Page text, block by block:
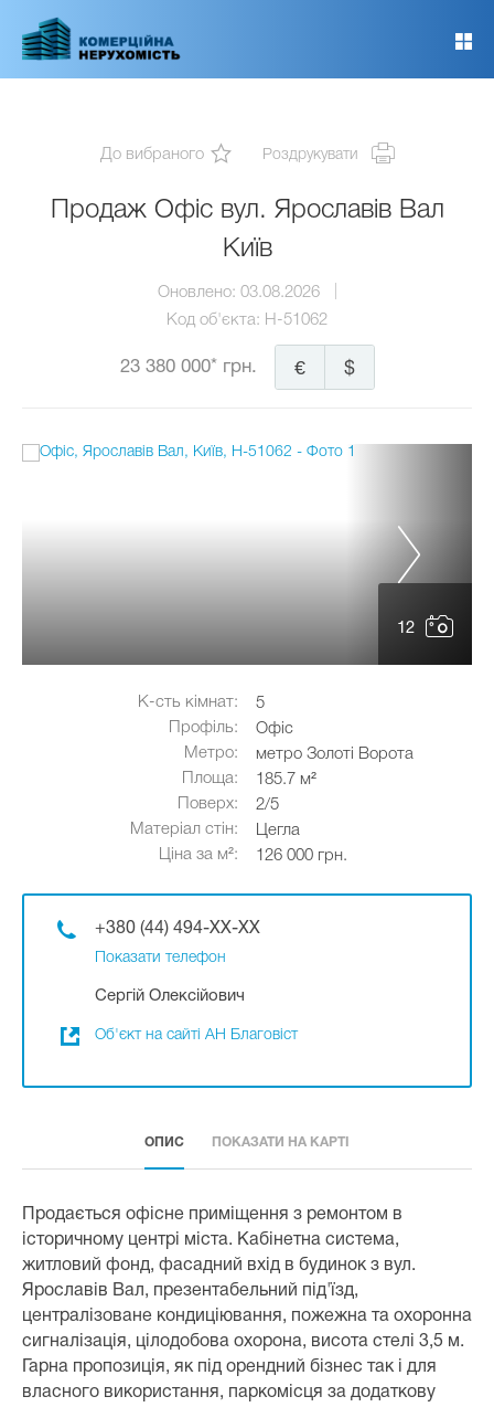
основного
До вибраного Роздрукувати
Продаж Офіс вул. Ярославів Вал
Київ
Оновлено: 03.08.2026
Код об'єкта: H-51062
23 380 000* грн. $
€
12
К-сть кімнат:
5
Профіль:
Офіс
Метро:
метро Золоті Ворота
Площа:
185.7 м²
Поверх:
2/5
Матеріал стін:
Цегла
Ціна за м²:
126 000 грн.
+380 (44) 494-XX-XX
Показати телефон
Сергій Олексійович
Об'єкт на сайті АН Благовіст
ОПИС ПОКАЗАТИ НА КАРТІ
Продається офісне приміщення з ремонтом в
історичному центрі міста. Кабінетна система,
житловий фонд, фасадний вхід в будинок з вул.
Ярославів Вал, презентабельний під'їзд,
централізоване кондиціювання, пожежна та охоронна
сигналізація, цілодобова охорона, висота стелі 3,5 м.
Гарна пропозиція, як під орендний бізнес так і для
власного використання, паркомісця за додаткову